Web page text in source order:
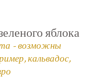
яблока
- возможны
кальвадос,